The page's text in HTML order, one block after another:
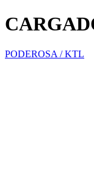
PODEROSA / KTL